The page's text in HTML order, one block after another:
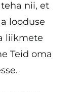
nii, et
looduse
liikmete
Teid oma